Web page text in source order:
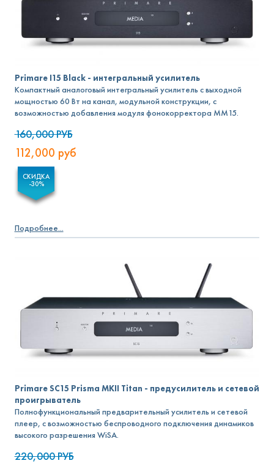
Primare I15 Black - интегральный усилитель
Компактный аналоговый интегральный усилитель с выходной
мощностью 60 Вт на канал, модульной конструкции, с
возможностью добавления модуля фонокорректора MM15.
160,000РУБ
112,000 руб
СКИДКА
-30%
Подробнее...
Primare SC15 Prisma MKII Titan - предусилитель и сетевой
проигрыватель
Полнофункциональный предварительный усилитель и сетевой
плеер, с возможностью беспроводного подключения динамиков
высокого разрешения WiSA.
220,000РУБ